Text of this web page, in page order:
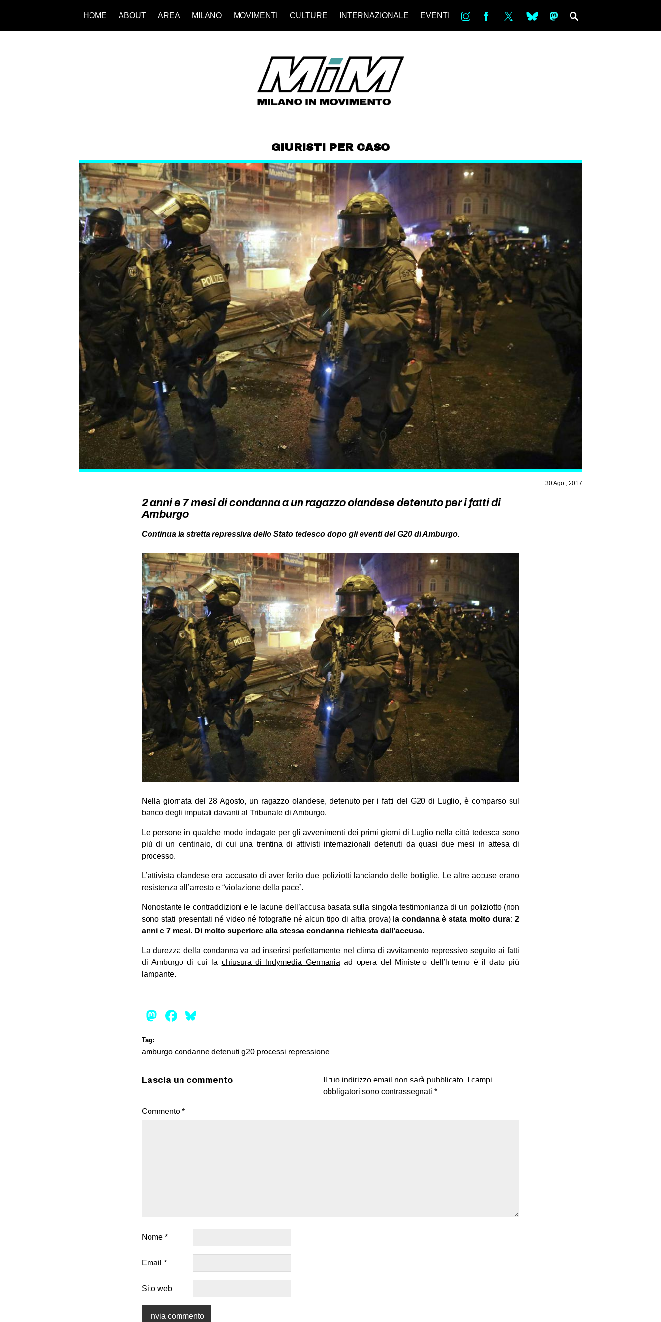
HOME ABOUT AREA MILANO MOVIMENTI CULTURE INTERNAZIONALE EVENTI in bsky ms
GIURISTI PER CASO
30 Ago , 2017
2 anni e 7 mesi di condanna a un ragazzo olandese detenuto per i fatti di
Amburgo
Continua la stretta repressiva dello Stato tedesco dopo gli eventi del G20 di Amburgo.
Nella giornata del 28 Agosto, un ragazzo olandese, detenuto per i fatti del G20 di Luglio, è comparso sul
banco degli imputati davanti al Tribunale di Amburgo.
Le persone in qualche modo indagate per gli avvenimenti dei primi giorni di Luglio nella città tedesca sono
più di un centinaio, di cui una trentina di attivisti internazionali detenuti da quasi due mesi in attesa di
processo.
L’attivista olandese era accusato di aver ferito due poliziotti lanciando delle bottiglie. Le altre accuse erano
resistenza all’arresto e “violazione della pace”.
Nonostante le contraddizioni e le lacune dell’accusa basata sulla singola testimonianza di un poliziotto (non
sono stati presentati né video né fotografie né alcun tipo di altra prova) l a condanna è stata molto dura: 2
anni e 7 mesi. Di molto superiore alla stessa condanna richiesta dall’accusa.
La durezza della condanna va ad inserirsi perfettamente nel clima di avvitamento repressivo seguito ai fatti
di Amburgo di cui la chiusura di Indymedia Germania ad opera del Ministero dell’Interno è il dato più
lampante.
Mastodon
Facebook
Tag:
amburgo condanne detenuti g20 processi repressione
Lascia un commento Il tuo indirizzo email non sarà pubblicato.
I campi
obbligatori sono contrassegnati *
Commento *
Nome *
Email *
Sito web